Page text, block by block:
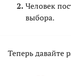
Человек
выбора.
Теперь давайте